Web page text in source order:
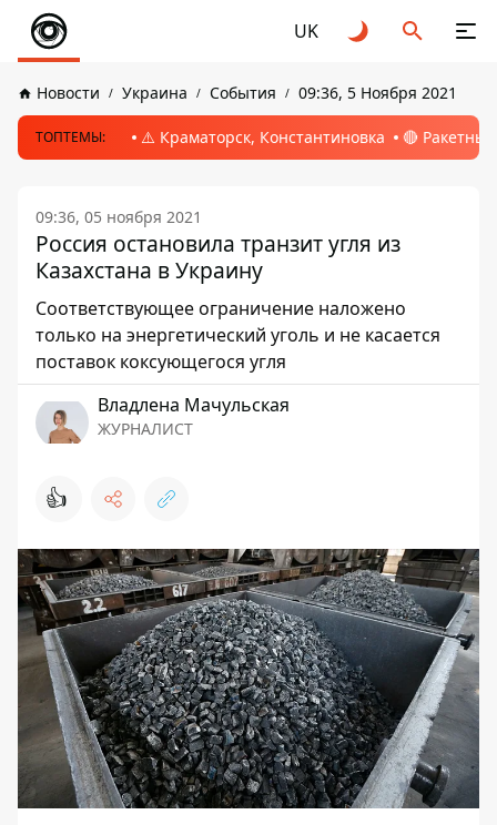
UK
Новости Украина События 09:36, 5 Ноября 2021
ТОПТЕМЫ: ⚠️ Краматорск, Константиновка 🔴
09:36, 05 ноября 2021
Россия остановила транзит угля из
Казахстана в Украину
Соответствующее ограничение наложено
только на энергетический уголь и не касается
поставок коксующегося угля
Владлена Мачульская
ЖУРНАЛИСТ
👍